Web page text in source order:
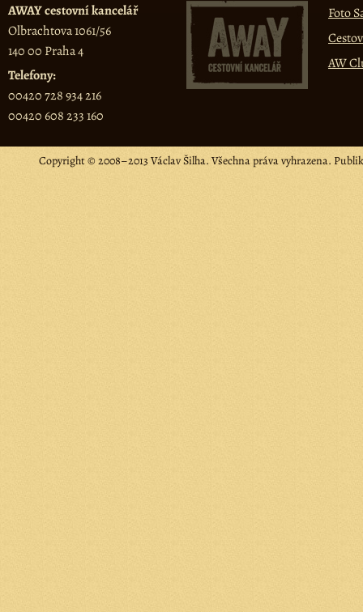
AWAY cestovní kancelář
Olbrachtova 1061/56
140 00 Praha 4
Telefony:
00420 728 934 216
00420 608 233 160
Foto
AW
Copyright © 2008–2013 Václav Šilha. Všechna práva vyhrazena.